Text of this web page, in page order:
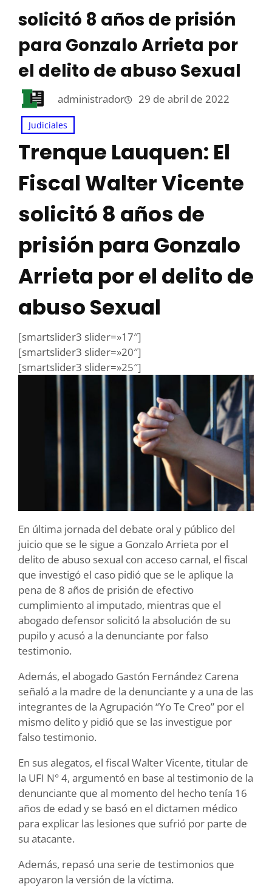
solicitó 8 años de prisión
para Gonzalo Arrieta por
el delito de abuso Sexual
administrador 29 de abril de 2022
Judiciales
Trenque Lauquen: El
Fiscal Walter Vicente
solicitó 8 años de
prisión para Gonzalo
Arrieta por el delito de
abuso Sexual
[smartslider3 slider=»17″]
[smartslider3 slider=»20″]
[smartslider3 slider=»25″]
En última jornada del debate oral y público del
juicio que se le sigue a Gonzalo Arrieta por el
delito de abuso sexual con acceso carnal, el fiscal
que investigó el caso pidió que se le aplique la
pena de 8 años de prisión de efectivo
cumplimiento al imputado, mientras que el
abogado defensor solicitó la absolución de su
pupilo y acusó a la denunciante por falso
testimonio.
Además, el abogado Gastón Fernández Carena
señaló a la madre de la denunciante y a una de las
integrantes de la Agrupación “Yo Te Creo” por el
mismo delito y pidió que se las investigue por
falso testimonio.
En sus alegatos, el fiscal Walter Vicente, titular de
la UFI N° 4, argumentó en base al testimonio de la
denunciante que al momento del hecho tenía 16
años de edad y se basó en el dictamen médico
para explicar las lesiones que sufrió por parte de
su atacante.
Además, repasó una serie de testimonios que
apoyaron la versión de la víctima.